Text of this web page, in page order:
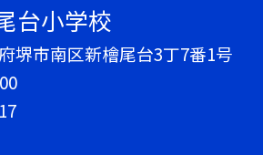
台小学校
堺市南区新檜尾台3丁7番1号